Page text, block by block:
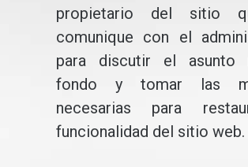
propietario del sitio
comunique con el
para discutir el asunto
fondo y tomar las
necesarias para
funcionalidad del sitio web.